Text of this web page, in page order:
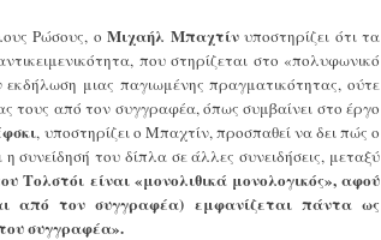
Ρώσους, οΜιχαήλ Μπαχτίνυποστηρίζει ότι τα
που στηρίζεται στο «πολυφωνικό
μιας παγιωμένης πραγματικότητας, ούτε
τους από τον συγγραφέα, όπως συμβαίνει στο έργο
, υποστηρίζει ο Μπαχτίν, προσπαθεί να δει πώς ο
του δίπλα σε άλλες συνειδήσεις, μεταξύ
Τολστόι είναι «μονολιθικά μονολογικός», αφού
από τον συγγραφέα) εμφανίζεται πάντα ως
συγγραφέα».